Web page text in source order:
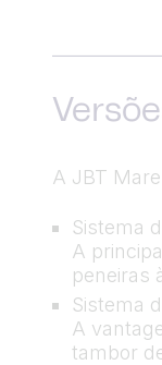
A JBT
Sistema
A
peneiras
Sistema
A
tambor